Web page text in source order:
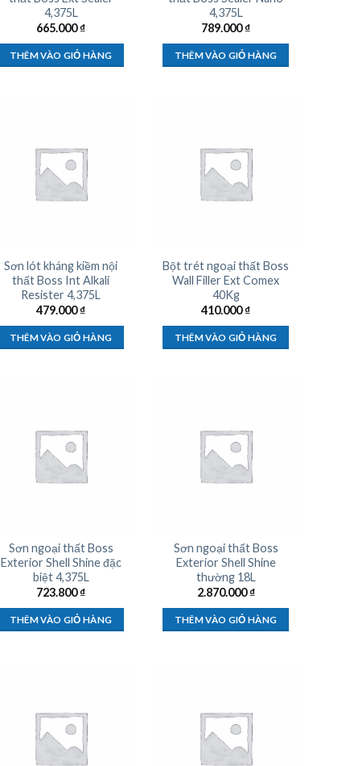
4,375L
665.000₫
THÊM VÀO GIỎ HÀNG
4,375L
789.000₫
THÊM VÀO GIỎ HÀNG
Sơn lót kháng kiềm nội
thất Boss Int Alkali
Resister 4,375L
479.000₫
THÊM VÀO GIỎ HÀNG
Bột trét ngoại thất Boss
Wall Filler Ext Comex
40Kg
410.000₫
THÊM VÀO GIỎ HÀNG
Sơn ngoại thất Boss
Exterior Shell Shine đặc
biệt 4,375L
723.800₫
THÊM VÀO GIỎ HÀNG
Sơn ngoại thất Boss
Exterior Shell Shine
thường 18L
2.870.000₫
THÊM VÀO GIỎ HÀNG